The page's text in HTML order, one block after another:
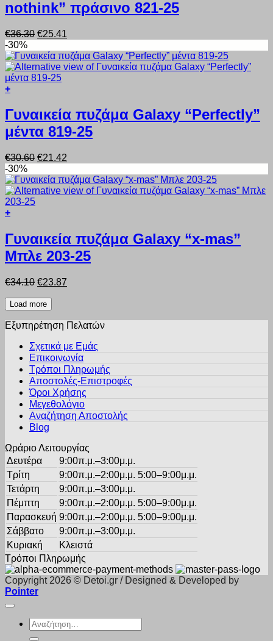
προϊόντος
έχει
πολλαπλές
παραλλαγές.
Οι
επιλογές
μπορούν
να
επιλεγούν
στη
του
προϊόντος
nothink” πράσινο 821-25
€36.30 Original
was:
€36.30.
€25.41
τιμή
είναι:
-30%
+
το
προϊόν
έχει
πολλαπλές
παραλλαγές.
Οι
επιλογές
μπορούν
να
επιλεγούν
στη
του
προϊόντος
Γυναικεία πυζάμα Galaxy “Perfectly”
μέντα 819-25
€30.60 Original
was:
€30.60.
€21.42
τιμή
είναι:
-30%
+
το
προϊόν
έχει
πολλαπλές
παραλλαγές.
Οι
επιλογές
μπορούν
να
επιλεγούν
σελίδα
προϊόντος
Γυναικεία πυζάμα Galaxy “x-mas”
Μπλε 203-25
€34.10 Original
was:
€23.87
€23.87.
Load more
Εξυπηρέτηση Πελατών
Σχετικά με Εμάς
Επικοινωνία
Τρόποι Πληρωμής
Αποστολές-Επιστροφές
Όροι Χρήσης
Μεγεθολόγιο
Αναζήτηση Αποστολής
Blog
Ωράριο Λειτουργίας
Δευτέρα
9:00π.μ.–3:00μ.μ.
Τρίτη
9:00π.μ.–2:00μ.μ. 5:00–9:00μ.μ.
Τετάρτη
9:00π.μ.–3:00μ.μ.
Πέμπτη
9:00π.μ.–2:00μ.μ. 5:00–9:00μ.μ.
Παρασκευή 9:00π.μ.–2:00μ.μ. 5:00–9:00μ.μ.
Σάββατο
9:00π.μ.–3:00μ.μ.
Κυριακή
Κλειστά
Τρόποι Πληρωμής
Copyright 2026 © Detoi.gr / Designed & Developed by
Pointer
Αναζήτηση
για: